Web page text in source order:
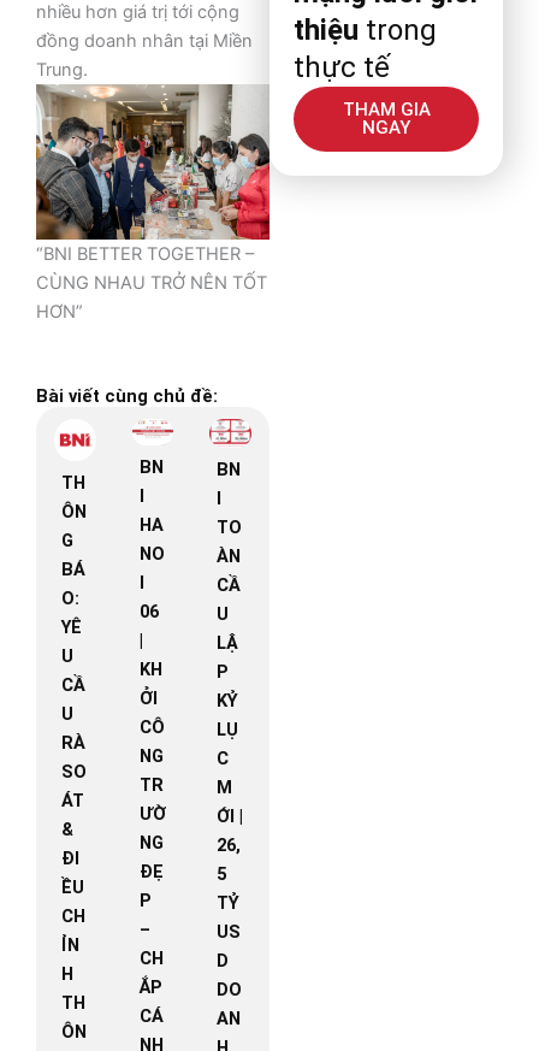
nhiều hơn giá trị tới cộng
đồng doanh nhân tại Miền
Trung.
“BNI BETTER TOGETHER –
CÙNG NHAU TRỞ NÊN TỐT
HƠN”
Bài viết cùng chủ đề:
TH
ÔN
G
BÁ
O:
YÊ
U
CẦ
U
RÀ
SO
ÁT
&
ĐI
ỀU
CH
ỈN
H
TH
ÔN
BN
I
HA
NO
I
06
|
KH
ỞI
CÔ
NG
TR
ƯỜ
NG
ĐẸ
P
–
CH
ẮP
CÁ
NH
BN
I
TO
ÀN
CẦ
U
LẬ
P
KỶ
LỤ
C
M
ỚI |
26,
5
TỶ
US
D
DO
AN
thiệu trong
thực tế
THAM GIA
NGAY